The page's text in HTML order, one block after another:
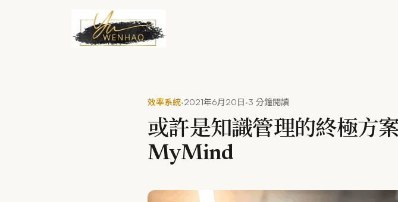
效率系統·2021年6月20日·3 分鐘閱讀
或許是知識管理的終極方案
MyMind